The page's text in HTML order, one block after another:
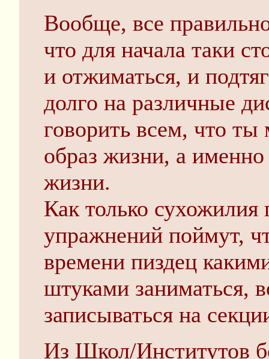
Вообще, все
что для начала таки
и отжиматься, и
долго на различные
говорить всем, что
образ жизни, а
жизни.
Как только сухожилия
упражнений поймут,
времени пиздeц
штуками заниматься,
записываться на
Из Школ/Институтов